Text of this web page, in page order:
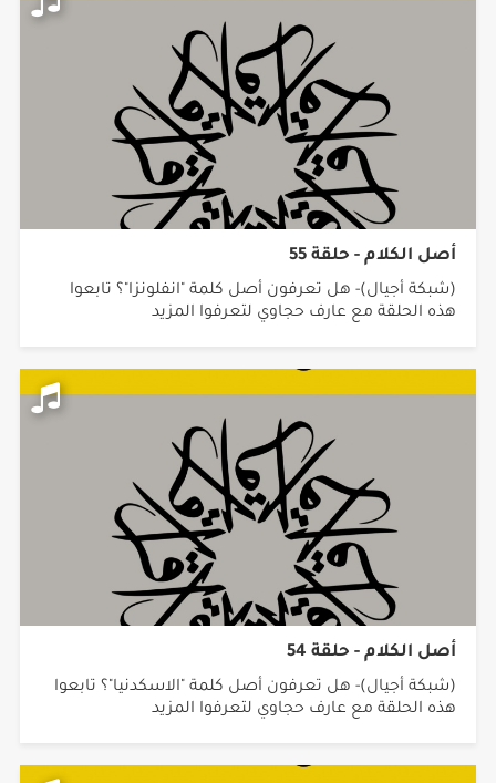
أصل الكلام - حلقة 55
(شبكة أجيال)- هل تعرفون أصل كلمة "انفلونزا"؟ تابعوا
هذه الحلقة مع عارف حجاوي لتعرفوا المزيد
أصل الكلام - حلقة 54
(شبكة أجيال)- هل تعرفون أصل كلمة "الاسكدنيا"؟ تابعوا
هذه الحلقة مع عارف حجاوي لتعرفوا المزيد